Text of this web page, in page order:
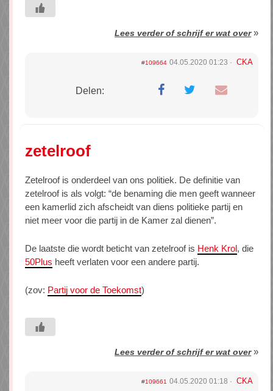
Lees verder of schrijf er wat over»
#109664 04.05.2020 01:23 CKA
Delen:
zetelroof
Zetelroof is onderdeel van ons politiek. De definitie van
zetelroof is als volgt: “de benaming die men geeft wanneer
een kamerlid zich afscheidt van diens politieke partij en
niet meer voor die partij in de Kamer zal dienen”.
De laatste die wordt beticht van zetelroof is Henk Krol, die
50Plus heeft verlaten voor een andere partij.
(zov: Partij voor de Toekomst)
Lees verder of schrijf er wat over»
#109661 04.05.2020 01:18 CKA